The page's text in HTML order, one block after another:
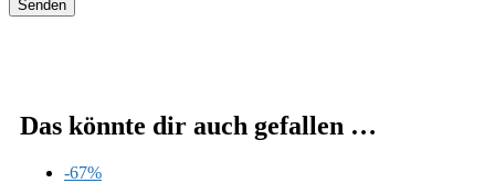
Das könnte dir auch gefallen …
-67%